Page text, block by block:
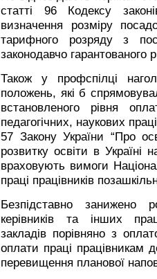
статті 96 Кодексу
визначення розміру
тарифного розряду з
законодавчо гарантованого
Також у профспілці
положень, які б
встановленого рівня
педагогічних, наукових
57 Закону України “Про
розвитку освіти в
враховують вимоги
праці працівників
Безпідставно занижено
керівників та інших
закладів порівняно з
оплати праці працівникам
перевищення планової